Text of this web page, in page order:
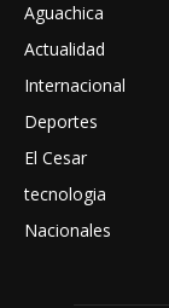
Aguachica
Actualidad
Internacional
Deportes
El Cesar
tecnologia
Nacionales